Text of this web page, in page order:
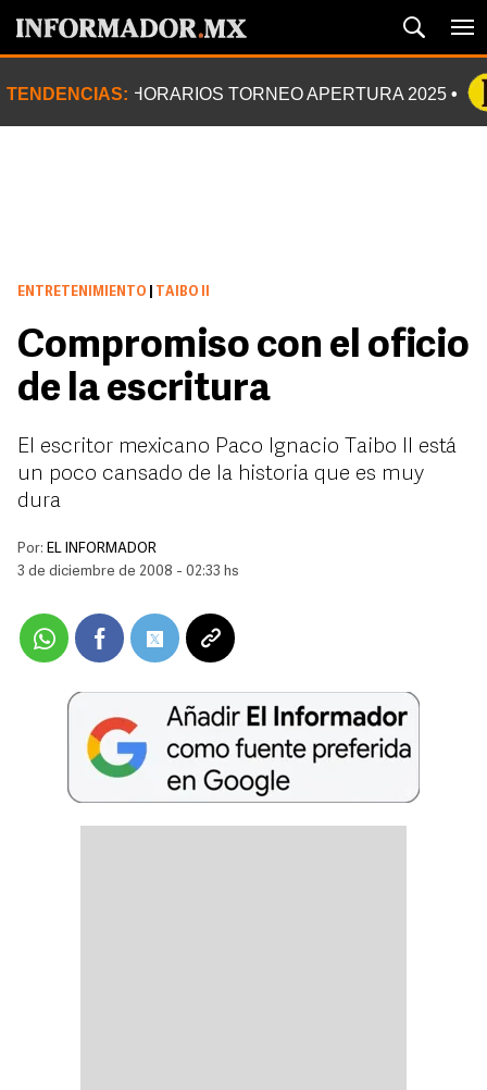
TENDENCIAS: HORARIOS TORNEO APERTURA 2025
ENTRETENIMIENTO TAIBO II
Compromiso con el oficio
de la escritura
El escritor mexicano Paco Ignacio Taibo II está
un poco cansado de la historia que es muy
dura
Por: EL INFORMADOR
3 de diciembre de 2008 - 02:33 hs